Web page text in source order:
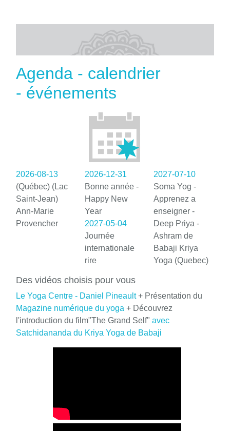
Agenda - calendrier
- événements
2026-08-13
(Québec) (Lac
Saint-Jean)
Ann-Marie
Provencher
2026-12-31
Bonne année -
Happy New
Year
2027-05-04
Journée
internationale
rire
2027-07-10
Soma Yog -
Apprenez a
enseigner -
Deep Priya -
Ashram de
Babaji Kriya
Yoga (Quebec)
Des vidéos choisis pour vous
Le Yoga Centre - Daniel Pineault+ Présentation du
Magazine numérique du yoga + Découvrez
l'introduction du film"The Grand Self" avec
Satchidananda du Kriya Yoga de Babaji